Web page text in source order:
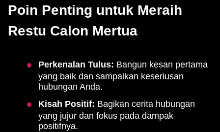
Poin Penting untuk Meraih
Restu Calon Mertua
Perkenalan Tulus: Bangun kesan pertama
yang baik dan sampaikan keseriusan
hubungan Anda.
Kisah Positif: Bagikan cerita hubungan
yang jujur dan fokus pada dampak
positifnya.